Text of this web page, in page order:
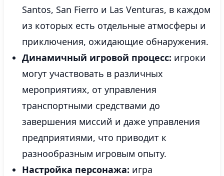
Santos, San Fierro и Las Venturas, в каждом
из которых есть отдельные атмосферы и
приключения, ожидающие обнаружения.
Динамичный игровой процесс: игроки
могут участвовать в различных
мероприятиях, от управления
транспортными средствами до
завершения миссий и даже управления
предприятиями, что приводит к
разнообразным игровым опыту.
Настройка персонажа: игра